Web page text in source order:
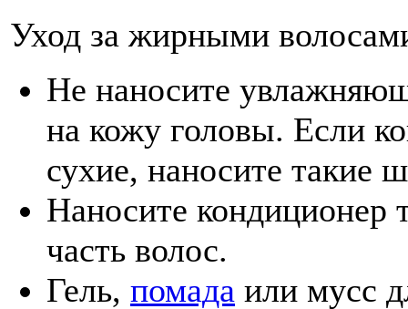
Уход за жирными
Не наносите
на кожу головы. Если
сухие, наносите такие
Наносите кондиционер
часть волос.
Гель, помада или мусс